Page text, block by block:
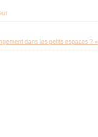
dans les petits espaces ? »